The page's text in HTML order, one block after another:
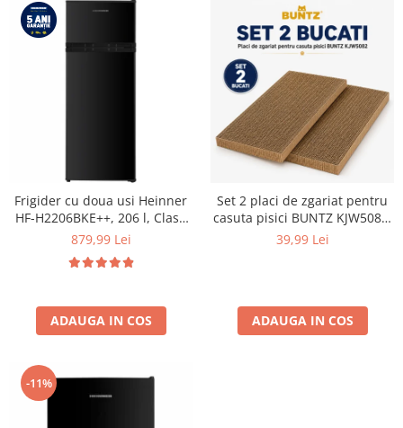
Frigider cu doua usi Heinner
HF-H2206BKE++, 206 l, Clasa
E, lumina LED, 3 rafturi de
879,99 Lei
ADAUGA IN COS
Set 2 placi de zgariat pentru
casuta pisici BUNTZ KJW5082,
piese de schimb din carton
39,99 Lei
ADAUGA IN COS
-11%